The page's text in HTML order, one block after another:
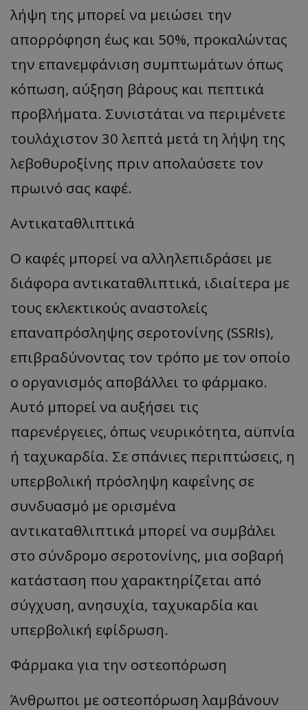
λήψη της μπορεί να μειώσει την
απορρόφηση έως και 50%, προκαλώντας
την επανεμφάνιση συμπτωμάτων όπως
κόπωση, αύξηση βάρους και πεπτικά
προβλήματα. Συνιστάται να περιμένετε
τουλάχιστον 30 λεπτά μετά τη λήψη της
λεβοθυροξίνης πριν απολαύσετε τον
πρωινό σας καφέ.
Αντικαταθλιπτικά
Ο καφές μπορεί να αλληλεπιδράσει με
διάφορα αντικαταθλιπτικά, ιδιαίτερα με
τους εκλεκτικούς αναστολείς
επαναπρόσληψης σεροτονίνης (SSRIs),
επιβραδύνοντας τον τρόπο με τον οποίο
ο οργανισμός αποβάλλει το φάρμακο.
Αυτό μπορεί να αυξήσει τις
παρενέργειες, όπως νευρικότητα, αϋπνία
ή ταχυκαρδία. Σε σπάνιες περιπτώσεις, η
υπερβολική πρόσληψη καφεΐνης σε
συνδυασμό με ορισμένα
αντικαταθλιπτικά μπορεί να συμβάλει
στο σύνδρομο σεροτονίνης, μια σοβαρή
κατάσταση που χαρακτηρίζεται από
σύγχυση, ανησυχία, ταχυκαρδία και
υπερβολική εφίδρωση.
Φάρμακα για την οστεοπόρωση
Άνθρωποι με οστεοπόρωση λαμβάνουν